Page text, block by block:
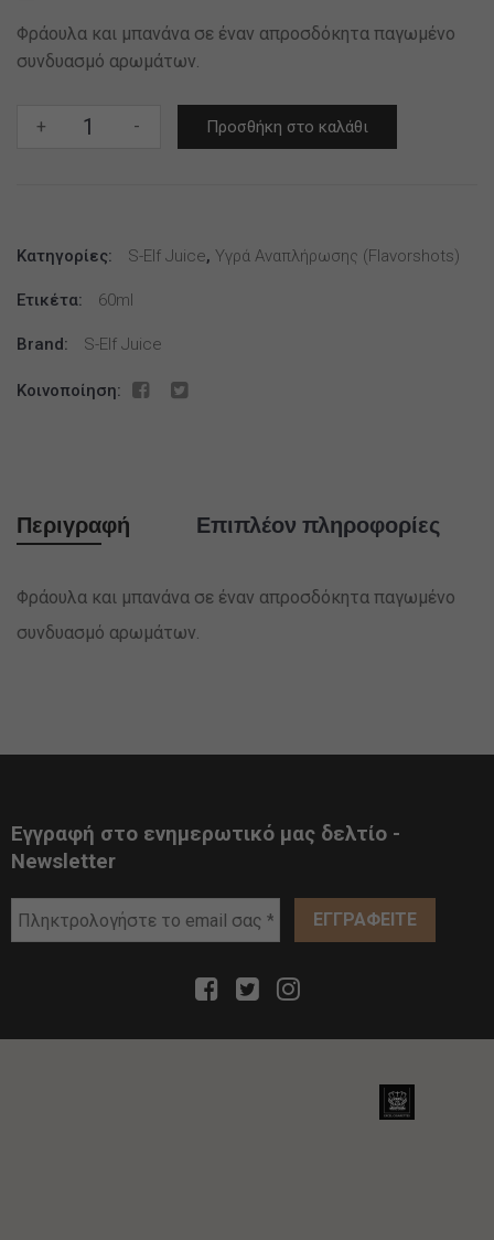
Φράουλα και μπανάνα σε έναν απροσδόκητα παγωμένο
συνδυασμό αρωμάτων.
+
Banana
Flavour
Shot
ποσότητα
- Προσθήκη στο καλάθι
Κατηγορίες: S-Elf Juice, Υγρά Αναπλήρωσης (flavorshots)
Ετικέτα: 60ml
Brand: S-Elf Juice
Κοινοποίηση:
Περιγραφή Επιπλέον πληροφορίες
Φράουλα και μπανάνα σε έναν απροσδόκητα παγωμένο
συνδυασμό αρωμάτων.
Εγγραφή στο ενημερωτικό μας δελτίο -
Newsletter